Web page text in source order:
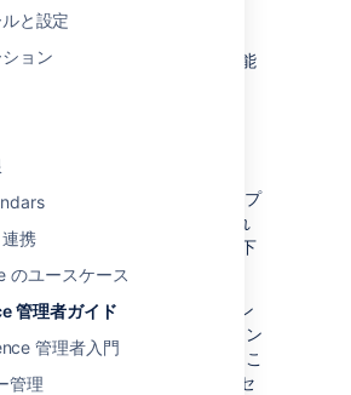
と設定
ョン
携
のユースケース
管理者ガイド
管理者入門
管理
のブラウザに保存されている
示します。3rd パーティーの
ラグインによって生成された可能
は一覧に表示されません。
は、HTTP cookie の認証
にオープ
が使用され
でのユーザー認証には、以下
が使用されます。
cookie はアプリケーション
によって作成されて、セッション
キングのために使用されます。こ
はランダムな文字列を含み、セ